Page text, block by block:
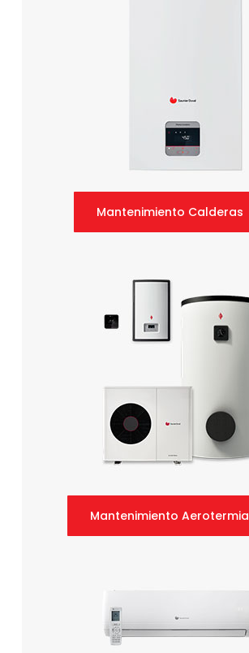
Mantenimiento Calderas
Mantenimiento Aerotermia